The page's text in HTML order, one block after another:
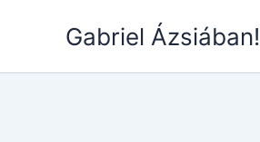
Gabriel Ázsiában!